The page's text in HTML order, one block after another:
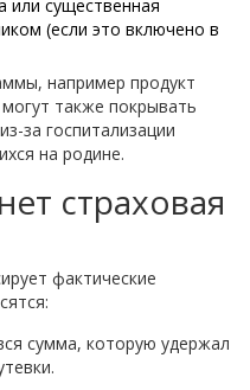
или существенная
(если это включено в
например продукт
также покрывать
за госпитализации
на родине.
страховая
фактические
сумма, которую удержал